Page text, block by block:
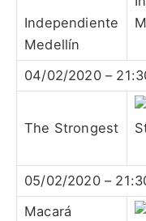
Independiente
Medellín
04/02/2020 –
The Strongest
05/02/2020 –
Macará